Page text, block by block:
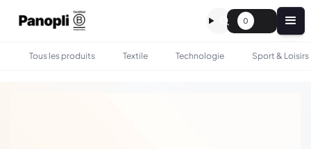
0
Tous les produits Textile Technologie Sport & Loisirs